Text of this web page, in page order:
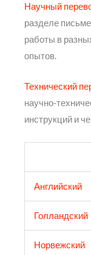
Научный
разделе
работы в
опытов.
Технический
научно-
инструкций и
Английский
Голландский
Норвежский